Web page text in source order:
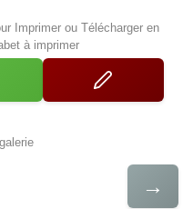
Imprimer ou Télécharger en
à imprimer
→